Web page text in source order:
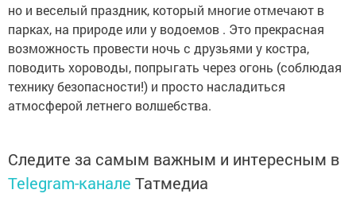
но и веселый праздник, который многие отмечают в
парках, на природе или у водоемов . Это прекрасная
возможность провести ночь с друзьями у костра,
поводить хороводы, попрыгать через огонь (соблюдая
технику безопасности!) и просто насладиться
атмосферой летнего волшебства.
Следите за самым важным и интересным в
Telegram-канале Татмедиа